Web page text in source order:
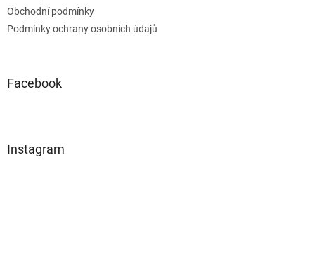
Obchodní podmínky
Podmínky ochrany osobních údajů
Facebook
Instagram